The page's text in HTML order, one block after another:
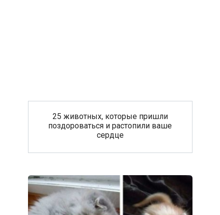
25 животных, которые пришли
поздороваться и растопили ваше
сердце